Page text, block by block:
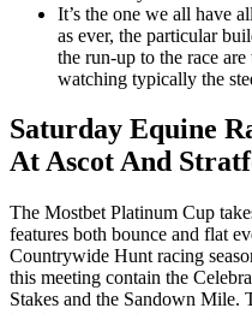
It’s the one we all have
as ever, the particular
the run-up to the race
watching typically the
Saturday Equine
At Ascot And
The Mostbet Platinum Cup
features both bounce and flat
Countrywide Hunt racing
this meeting contain the
Stakes and the Sandown Mile.